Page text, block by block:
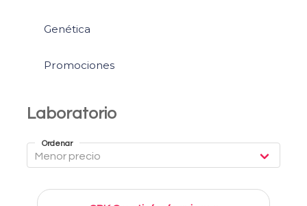
Genética
Promociones
Laboratorio
Ordenar